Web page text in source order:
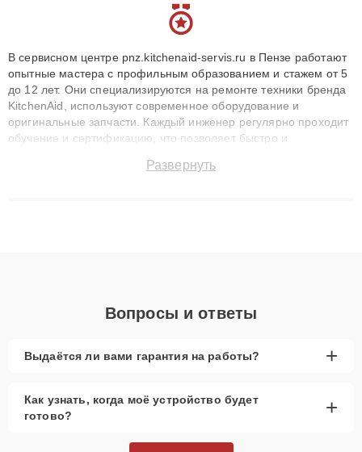
В сервисном центре pnz.kitchenaid-servis.ru в Пензе работают
опытные мастера с профильным образованием и стажем от 5
до 12 лет. Они специализируются на ремонте техники бренда
KitchenAid, используют современное оборудование и
оригинальные запчасти. Каждый инженер регулярно проходит
обучение и сертификацию, что позволяет быстро и
сохранением гарантии до 3 лет. Наши мастера решают
Развернуть
Вопросы и ответы
Выдаётся ли вами гарантия на работы? +
Как узнать, когда моё устройство будет
готово?
+